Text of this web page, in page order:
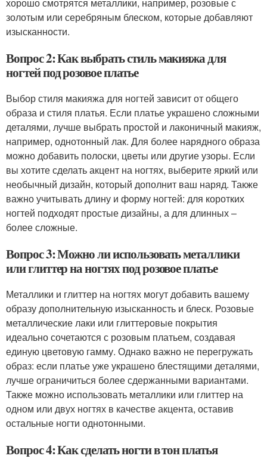
золотым или серебряным блеском, которые добавляют
изысканности.
Вопрос 2: Как выбрать стиль макияжа для
ногтей под розовое платье
Выбор стиля макияжа для ногтей зависит от общего
образа и стиля платья. Если платье украшено сложными
деталями, лучше выбрать простой и лаконичный макияж,
например, однотонный лак. Для более нарядного образа
можно добавить полоски, цветы или другие узоры. Если
вы хотите сделать акцент на ногтях, выберите яркий или
необычный дизайн, который дополнит ваш наряд. Также
важно учитывать длину и форму ногтей: для коротких
ногтей подходят простые дизайны, а для длинных –
более сложные.
Вопрос 3: Можно ли использовать металлики
или глиттер на ногтях под розовое платье
Металлики и глиттер на ногтях могут добавить вашему
образу дополнительную изысканность и блеск. Розовые
металлические лаки или глиттеровые покрытия
идеально сочетаются с розовым платьем, создавая
единую цветовую гамму. Однако важно не перегружать
образ: если платье уже украшено блестящими деталями,
лучше ограничиться более сдержанными вариантами.
Также можно использовать металлики или глиттер на
одном или двух ногтях в качестве акцента, оставив
остальные ногти однотонными.
Вопрос 4: Как сделать ногти в тон платья